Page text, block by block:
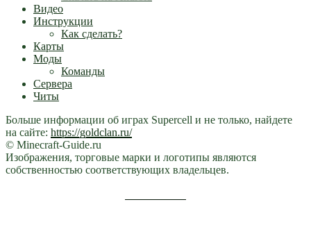
Видео
Инструкции
Как сделать?
Карты
Моды
Команды
Сервера
Читы
Больше информации об играх Supercell и не только, найдете
на сайте: https://goldclan.ru/
© Minecraft-Guide.ru
Изображения, торговые марки и логотипы являются
собственностью соответствующих владельцев.